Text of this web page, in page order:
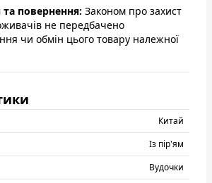
та повернення: Законом про захист
не передбачено
чи обмін цього товару належної
Китай
Із пір'ям
Вудочки